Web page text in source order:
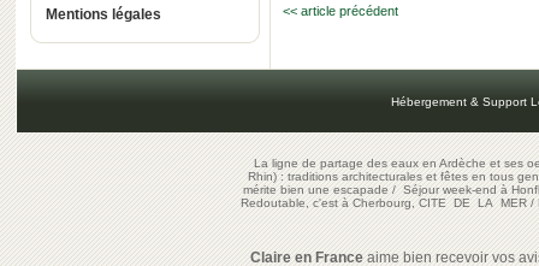
Mentions légales
<< article précédent
Hébergement & Support
La ligne de partage des eaux en Ardèche et ses
Rhin) : traditions architecturales et fêtes en tous
mérite bien une escapade/Séjour week-end à
Redoutable, c'est à Cherbourg, CITE DE LA MER/
Claire en Franceaime bien recevoir vos